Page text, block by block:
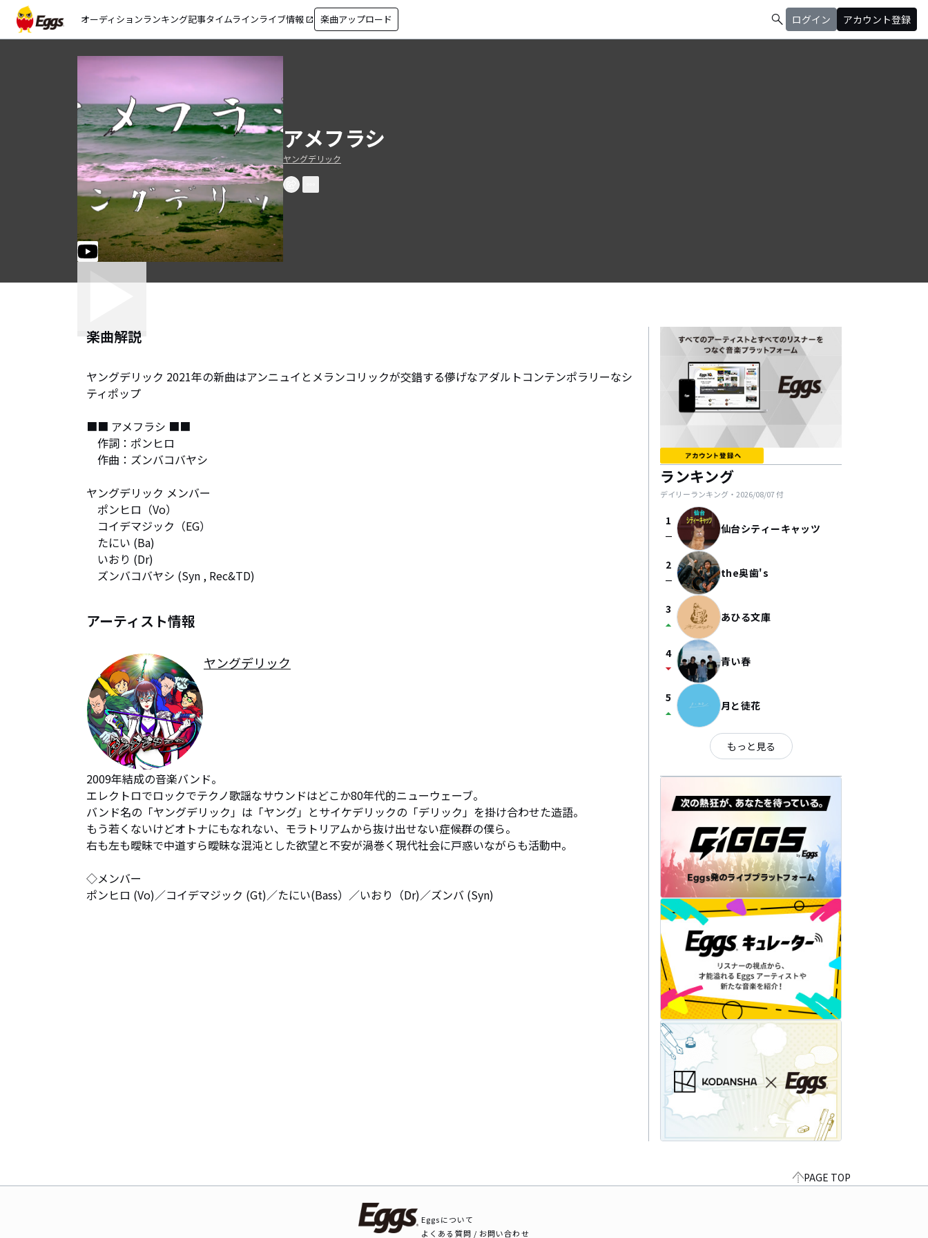
オーディションランキング記事タイムラインライブ情報 open_in_new 楽曲アップロード search ログイン アカウント登録
アメフラシ
ヤングデリック
楽曲解説
ヤングデリック 2021年の新曲はアンニュイとメランコリックが交錯する儚げなアダルトコンテンポラリーなシ
ティポップ
■■ アメフラシ ■■
作詞：ポンヒロ
作曲：ズンバコバヤシ
ヤングデリック メンバー
ポンヒロ（Vo）
コイデマジック（EG）
たにい (Ba)
いおり (Dr)
ズンバコバヤシ (Syn , Rec&TD)
アーティスト情報
ヤングデリック
2009年結成の音楽バンド。
エレクトロでロックでテクノ歌謡なサウンドはどこか80年代的ニューウェーブ。
バンド名の「ヤングデリック」は「ヤング」とサイケデリックの「デリック」を掛け合わせた造語。
もう若くないけどオトナにもなれない、モラトリアムから抜け出せない症候群の僕ら。
右も左も曖昧で中道すら曖昧な混沌とした欲望と不安が渦巻く現代社会に戸惑いながらも活動中。
◇メンバー
ポンヒロ (Vo)／コイデマジック (Gt)／たにい(Bass）／いおり（Dr)／ズンバ (Syn)
ランキング
デイリーランキング・ 2026/08/07付
1
check_indeterminate_small 仙台シティーキャッツ
2
check_indeterminate_small the奥歯's
3
arrow_drop_up あひる文庫
4
arrow_drop_down 青い春
5
arrow_drop_up 月と徒花
もっと見る
PAGE TOP
Eggsについて
よくある質問 / お問い合わせ